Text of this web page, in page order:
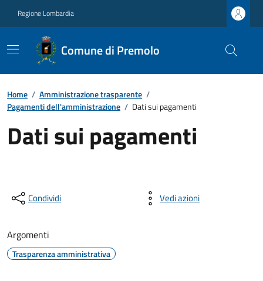
Regione Lombardia
Comune di Premolo
Home / Amministrazione trasparente /
Pagamenti dell'amministrazione / Dati sui pagamenti
Dati sui pagamenti
Condividi Vedi azioni
Argomenti
Trasparenza amministrativa